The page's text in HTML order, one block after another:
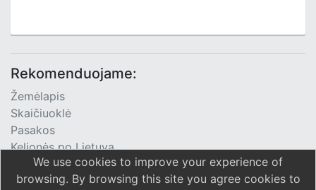
Rekomenduojame:
Žemėlapis
Skaičiuoklė
Pasakos
Kelionės po Lietuvą
TV Programa
We use cookies to improve your experience of
browsing. By browsing this site you agree cookies to